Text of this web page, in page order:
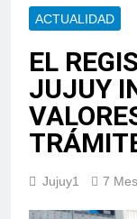
ACTUALIDAD
EL
JUJUY
Jujuy1 7